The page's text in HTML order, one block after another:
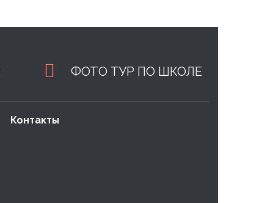
ФОТО ТУР ПО ШКОЛЕ
Контакты